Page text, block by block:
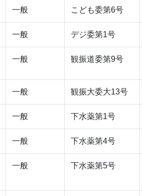
一般 こども委第6号
一般 デジ委第1号
一般 観振道委第9号
一般 観振大委大13号
一般 下水薬第1号
一般 下水薬第4号
一般 下水薬第5号